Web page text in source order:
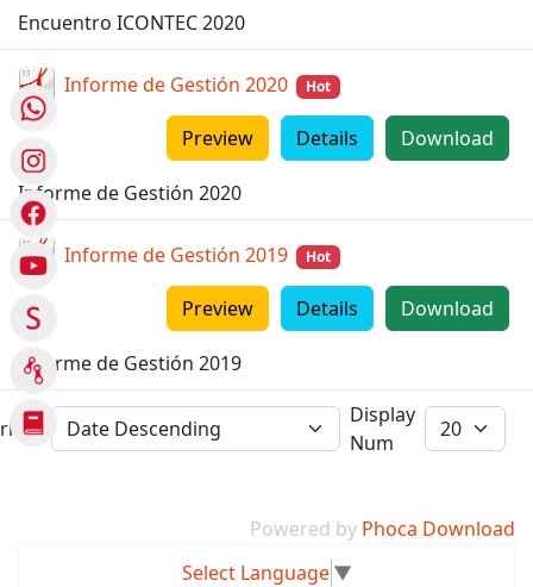
Encuentro ICONTEC 2020
Informe de Gestión 2020 Hot
Download
Details
Preview
Informe de Gestión 2020
Informe de Gestión 2019 Hot
Download
Details
Preview
Informe de Gestión 2019
Display
Num
Powered by Phoca Download
Select Language▼